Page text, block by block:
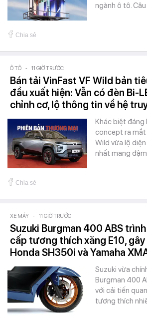
ngành ô tô.
Chia sẻ
Ô TÔ - 11 GIỜ TRƯỚC
Bán tải VinFast VF Wild bản
đầu xuất hiện: Vẫn có đèn Bi-
chỉnh cơ, lộ thông tin về hệ
Khác biệt đáng
concept ra mắt
Wild vừa lộ
nhất mang
Chia sẻ
XE MÁY - 11 GIỜ TRƯỚC
Suzuki Burgman 400 ABS
cấp tương thích xăng E10,
Honda SH350i và Yamaha
Suzuki vừa
Burgman 400
với cải tiến
tương thích